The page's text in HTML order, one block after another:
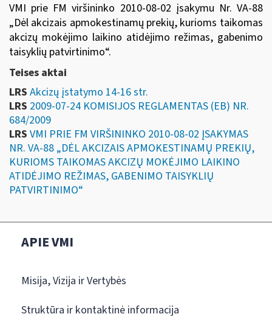
VMI prie FM viršininko 2010-08-02 įsakymu Nr. VA-88
„Dėl akcizais apmokestinamų prekių, kurioms taikomas
akcizų mokėjimo laikino atidėjimo režimas, gabenimo
taisyklių patvirtinimo“.
Teises aktai
LRS Akcizų įstatymo 14-16 str.
LRS 2009-07-24 KOMISIJOS REGLAMENTAS (EB) NR.
684/2009
LRS VMI PRIE FM VIRŠININKO 2010-08-02 ĮSAKYMAS
NR. VA-88 „DĖL AKCIZAIS APMOKESTINAMŲ PREKIŲ,
KURIOMS TAIKOMAS AKCIZŲ MOKĖJIMO LAIKINO
ATIDĖJIMO REŽIMAS, GABENIMO TAISYKLIŲ
PATVIRTINIMO“
APIE VMI
Misija, Vizija ir Vertybės
Struktūra ir kontaktinė informacija